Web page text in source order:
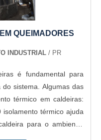
QUEIMADORES
INDUSTRIAL/ PR
é fundamental para
sistema. Algumas das
térmico em caldeiras:
térmico ajuda
para o ambiente,